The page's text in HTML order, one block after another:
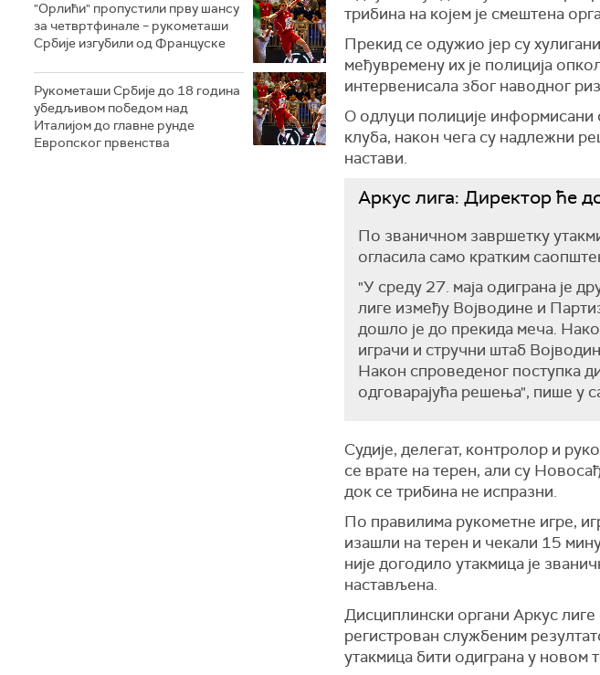
"Орлићи" пропустили прву шансу
за четвртфинале – рукометаши
Србије изгубили од Француске
Рукометаши Србије до 18 година
убедљивом победом над
Италијом до главне рунде
Европског првенства
трибина на којем је смештена
Прекид се одужио јер су
међувремену их је полиција
интервенисала због наводног
О одлуци полиције информисани
клуба, након чега су надлежни
настави.
Аркус лига: Директор ће
По званичном завршетку
огласила само кратким
"У среду 27. маја одиграна је
лиге између Војводине и
дошло је до прекида меча.
играчи и стручни штаб
Након спроведеног поступка
одговарајућа решења", пише у
Судије, делегат, контролор и
се врате на терен, али су
док се трибина не испразни.
По правилима рукометне игре,
изашли на терен и чекали 15
није догодило утакмица је
настављена.
Дисциплински органи Аркус
регистрован службеним
утакмица бити одиграна у новом